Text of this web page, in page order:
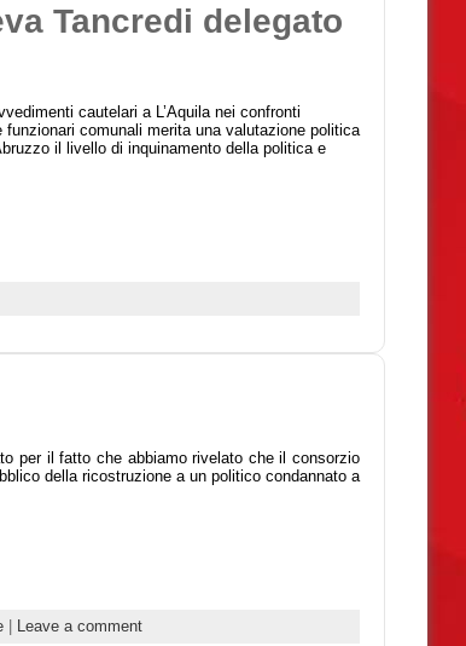
Tancredi delegato
cautelari a L’Aquila nei confronti
comunali merita una valutazione politica
il livello di inquinamento della politica e
per il fatto che abbiamo rivelato che il consorzio
della ricostruzione a un politico condannato a
Leave a comment